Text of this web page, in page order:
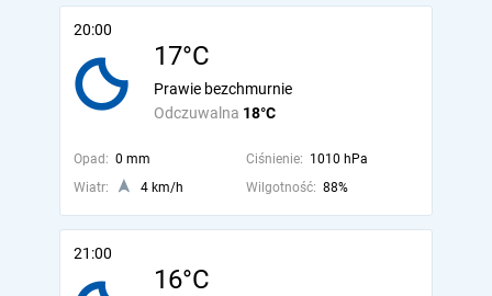
20:00
17°C
Odczuwalna 18°C
Prawie bezchmurnie
Opad: 0 mm Ciśnienie: 1010 hPa
Wiatr:
4 km/h Wilgotność: 88%
21:00
16°C